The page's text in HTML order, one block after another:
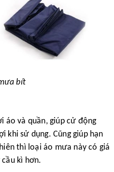
bít
áo và quần, giúp cử động
khi sử dụng. Cũng giúp hạn
thì loại áo mưa này có giá
kì hơn.